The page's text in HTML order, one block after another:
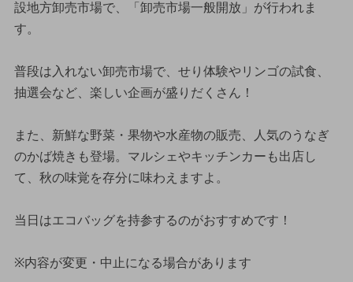
設地方卸売市場で、「卸売市場一般開放」が行われま
す。
普段は入れない卸売市場で、せり体験やリンゴの試食、
抽選会など、楽しい企画が盛りだくさん！
また、新鮮な野菜・果物や水産物の販売、人気のうなぎ
のかば焼きも登場。マルシェやキッチンカーも出店し
て、秋の味覚を存分に味わえますよ。
当日はエコバッグを持参するのがおすすめです！
※内容が変更・中止になる場合があります